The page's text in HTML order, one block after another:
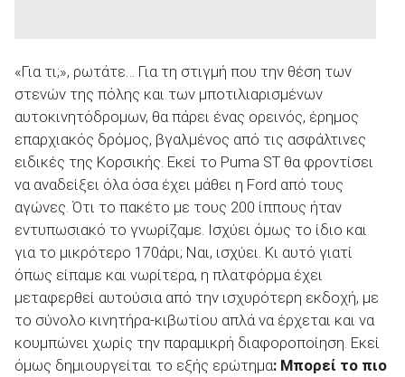
«Για τι;», ρωτάτε… Για τη στιγμή που την θέση των
στενών της πόλης και των μποτιλιαρισμένων
αυτοκινητόδρομων, θα πάρει ένας ορεινός, έρημος
επαρχιακός δρόμος, βγαλμένος από τις ασφάλτινες
ειδικές της Κορσικής. Εκεί το Puma ST θα φροντίσει
να αναδείξει όλα όσα έχει μάθει η Ford από τους
αγώνες. Ότι το πακέτο με τους 200 ίππους ήταν
εντυπωσιακό το γνωρίζαμε. Ισχύει όμως το ίδιο και
για το μικρότερο 170άρι; Ναι, ισχύει. Κι αυτό γιατί
όπως είπαμε και νωρίτερα, η πλατφόρμα έχει
μεταφερθεί αυτούσια από την ισχυρότερη εκδοχή, με
το σύνολο κινητήρα-κιβωτίου απλά να έρχεται και να
κουμπώνει χωρίς την παραμικρή διαφοροποίηση. Εκεί
όμως δημιουργείται το εξής ερώτημα: Μπορεί το πιο